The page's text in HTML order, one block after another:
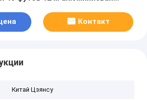
Контакт
Китай Цзянсу